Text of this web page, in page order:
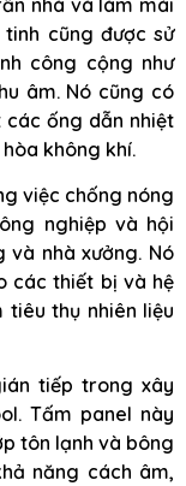
cũng được sử
công cộng như
âm. Nó cũng có
các ống dẫn nhiệt
không khí.
việc chống nóng
nghiệp và hội
và nhà xưởng. Nó
các thiết bị và hệ
thụ nhiên liệu
tiếp trong xây
Tấm panel này
tôn lạnh và bông
năng cách âm,